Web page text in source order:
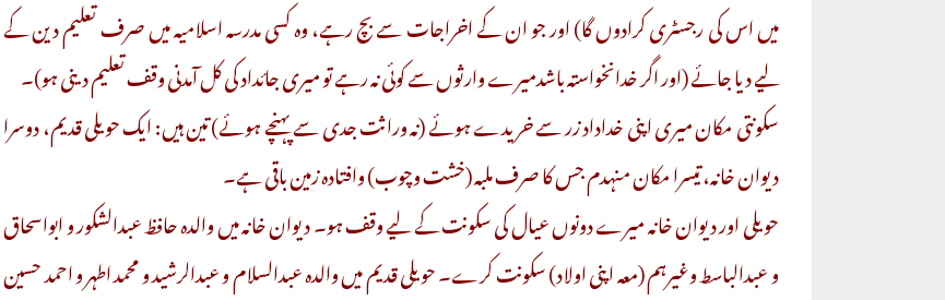
میں اس کی رجسٹری کرادوں گا) اور جو ان کے اخراجات سے بچ رہے، وہ کسی مدرسہ اسلامیہ میں صرف تعلیم دین کے
لیے دیا جائے (اور اگر خدانخواستہ باشدمیرے وارثوں سے کوئی نہ رہے تو میری جائداد کی کل آمدنی وقف تعلیم دینی ہو)۔
سکونتی مکان میری اپنی خداداد زر سے خریدے ہوئے (نہ وراثت جدی سے پہنچے ہوئے) تین ہیں: ایک حویلی قدیم، دوسرا
دیوان خانہ، تیسرا مکان منہدم جس کا صرف ملبہ (خشت وچوب) وافتادہ زمین باقی ہے۔
حویلی اور دیوان خانہ میرے دونوں عیال کی سکونت کے لیے وقف ہو۔ دیوان خانہ میں والدہ حافظ عبدالشکور و ابواسحاق
و عبدالباسط وغیرہم (معہ اپنی اولاد) سکونت کرے۔ حویلی قدیم میں والدہ عبدالسلام و عبدالرشید و محمد اطہر و احمد حسین